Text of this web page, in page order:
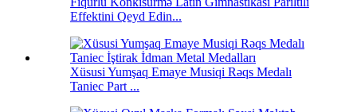
Effektini Qeyd Edin...
Xüsusi Yumşaq Emaye Musiqi Rəqs Medalı
Taniec Part ...